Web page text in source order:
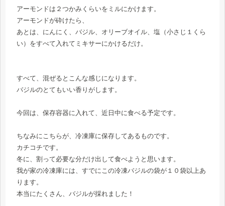
アーモンドは２つかみくらいをミルにかけます。
アーモンドが砕けたら、
あとは、にんにく、バジル、オリーブオイル、塩（小さじ１くら
い）をすべて入れてミキサーにかけるだけ。
すべて、混ぜるとこんな感じになります。
バジルのとてもいい香りがします。
今回は、保存容器に入れて、近日中に食べる予定です。
ちなみにこちらが、冷凍庫に保存してあるものです。
カチコチです。
冬に、割って必要な分だけ出して食べようと思います。
我が家の冷凍庫には、すでにこの冷凍バジルの袋が１０袋以上あ
ります。
本当にたくさん、バジルが採れました！